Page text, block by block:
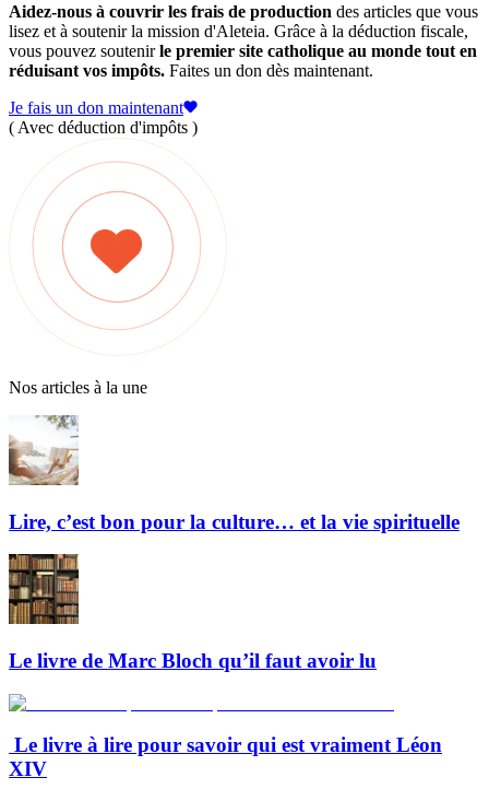
Aidez-nous à couvrir les frais de production des articles que vous
lisez et à soutenir la mission d'Aleteia. Grâce à la déduction fiscale,
vous pouvez soutenirle premier site catholique au monde tout en
réduisant vos impôts. Faites un don dès maintenant.
Je fais un don maintenant
( Avec déduction d'impôts )
Nos articles à la une
Lire, c’est bon pour la culture… et la vie spirituelle
Le livre de Marc Bloch qu’il faut avoir lu
Le livre à lire pour savoir qui est vraiment Léon
XIV